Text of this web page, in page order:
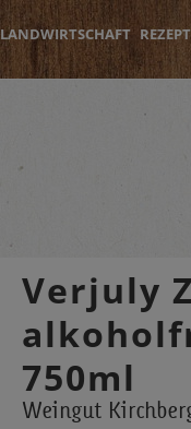
LANDWIRTSCHAFT
Verjuly
750ml
Weingut